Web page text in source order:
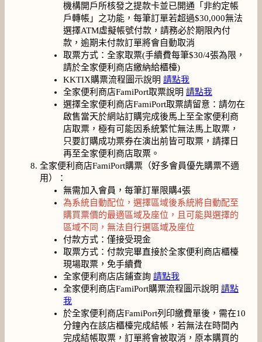
機構開戶所核發之提款卡並已開通「非約定帳
戶轉帳」之功能，每筆訂單若超過$30,000無法
選擇ATM虛擬帳號付款，請務必於期限內付
款，逾期未付款訂單將會自動取消
取票方式：全家取票(手續費每筆$30/4張為限，
請於全家便利商店繳納給櫃檯)
KKTIX購票流程圖示說明 請點我
全家便利商店FamiPort取票說明 請點我
選擇全家便利商店FamiPort取票請留意：請勿在
啟售當天於網站訂購完成後馬上至全家便利商
店取票，極有可能因系統繁忙無法馬上取票，
只要訂購成功票券在演出前皆可取票，請擇日
再至全家便利商店取票。
全家便利商店FamiPort購票（好多會員優先購票不適
用）：
無需加入會員，每筆訂單限購4張
為系統自動配位，選擇區域後系統將自動配至
購買票價的最適區域及座位，且可能與選擇的
區域不同，無法自行選區域及座位
付款方式：僅接受現金
取票方式：付款完畢直接於全家便利商店櫃檯
現場取票，免手續費
全家便利商店店鋪查詢 請點我
全家便利商店FamiPort購票流程圖示說明 請點
我
於全家便利商店FamiPort列印繳費單後，需在10
分鐘內在該店櫃檯完成結帳，若無法在時間內
完成結帳取票，訂單將會被取消，原本購買的